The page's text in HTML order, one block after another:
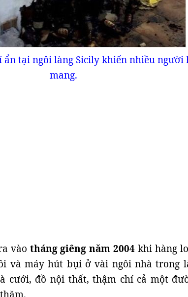
tại ngôi làng Sicily khiến nhiều người
mang.
vào tháng giêng năm 2004 khi hàng
và máy hút bụi ở vài ngôi nhà trong
cưới, đồ nội thất, thậm chí cả một